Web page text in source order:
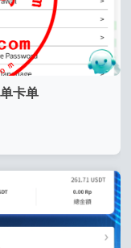
卡单